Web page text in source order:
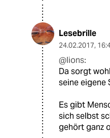
Lesebrille
24.02.2017,
@lions:
Da sorgt
seine eigene
Es gibt
sich selbst
gehört ganz